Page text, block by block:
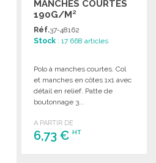
MANCHES COURTES
190G/M²
Réf.37-48162
Stock : 17 668 articles
Polo à manches courtes. Col
et manches en côtes 1x1 avec
détail en relief. Patte de
boutonnage 3...
A PARTIR DE
6,73 €HT